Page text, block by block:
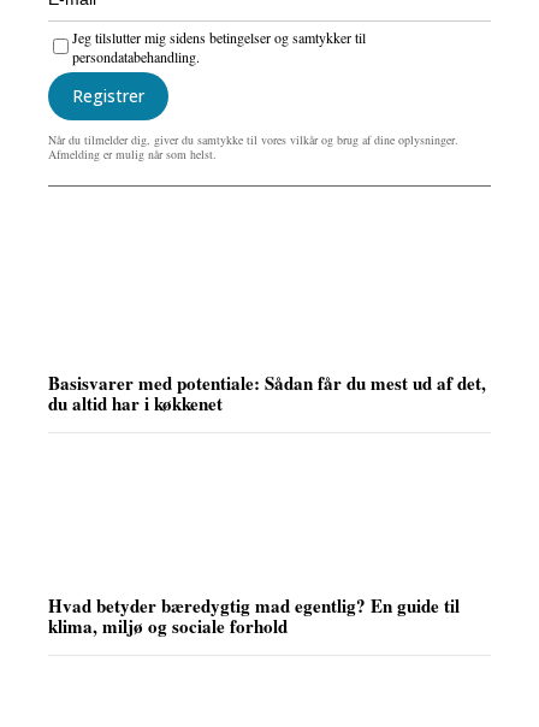
Basisvarer med potentiale: Sådan får du mest ud af det,
du altid har i køkkenet
Hvad betyder bæredygtig mad egentlig? En guide til
klima, miljø og sociale forhold
Registrer
Jeg tilslutter mig sidens betingelser og samtykker til
persondatabehandling.
Når du tilmelder dig, giver du samtykke til vores vilkår og brug af dine oplysninger.
Afmelding er mulig når som helst.